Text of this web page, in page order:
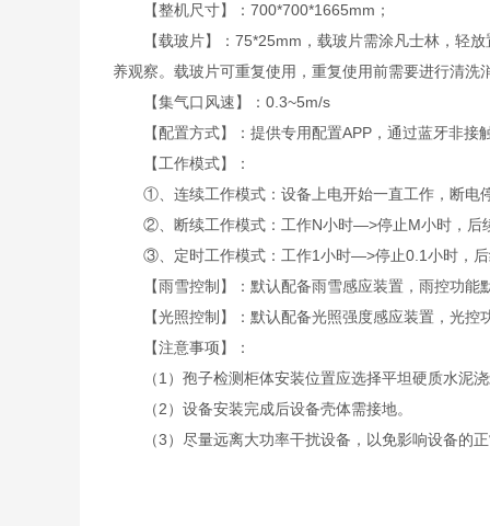
【整机尺寸】：700*700*1665mm；
【载玻片】：75*25mm，载玻片需涂凡士林，轻放
养观察。载玻片可重复使用，重复使用前需要进行清洗
【集气口风速】：0.3~5m/s
【配置方式】：提供专用配置APP，通过蓝牙非接
【工作模式】：
①、连续工作模式：设备上电开始一直工作，断电
②、断续工作模式：工作N小时—>停止M小时，后
③、定时工作模式：工作1小时—>停止0.1小时，后
【雨雪控制】：默认配备雨雪感应装置，雨控功能
【光照控制】：默认配备光照强度感应装置，光控
【注意事项】：
（1）孢子检测柜体安装位置应选择平坦硬质水泥浇
（2）设备安装完成后设备壳体需接地。
（3）尽量远离大功率干扰设备，以免影响设备的正